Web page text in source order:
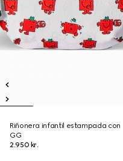
Riñonera infantil estampada con
GG
2.950 kr.